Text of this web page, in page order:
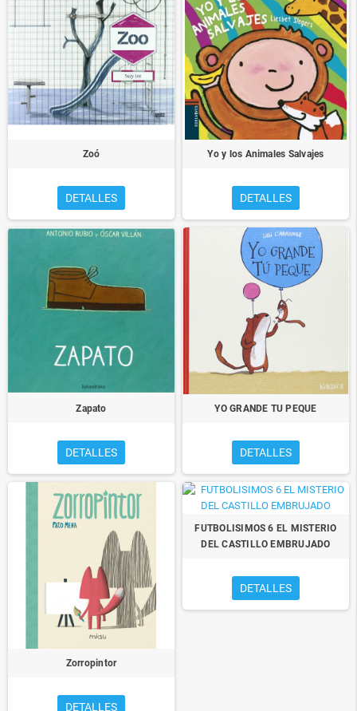
Zoó
DETALLES
Yo y los Animales Salvajes
DETALLES
Zapato
DETALLES
YO GRANDE TU PEQUE
DETALLES
Zorropintor
DETALLES
FUTBOLISIMOS 6 EL MISTERIO
DEL CASTILLO EMBRUJADO
DETALLES